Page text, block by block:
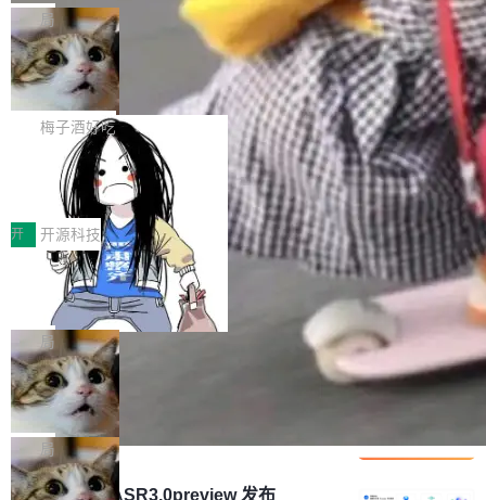
可控性和代码质量提出了更高要求。 首先是数据
安全与合规要求。对于大多数普通研发场景，公
有云模型能够满足快速试用和效率提升的需求。
但对于金融、能源、医疗等对数据安全要求较...
各业的Agent走向规模化建设，算力构成形态逐
渐丰富，用户关注的重点也在发生变化：不只是
让AI用起来，还要进一步看清混合算力时代下，
Token花在哪里、算力是否被充分利用，以及持
续增长的AI成本该如何优化。 深信服AI算力网关
正是围绕这些实际问题，从Token治理和成本治
理两个方面，让用户的每一份算力都看得清、管
得住、用得稳、省得下、更安全！ 一、从现在开
始，Token使用一目...
Bigtable 作者之一。TensorFlow 的作者之一。
Gemini 的架构师。Google 首席科学家。 Jeff D
ean 在 Google 工作了 27 年后，宣布离职。 他
不是一个人走。一同离开的还有 Sanjay Ghema
wat（Google 员工编号 23，Jeff Dean 二十多
年的编程搭档，MapReduce 和 Bigtable 的共同
作者）、Quoc Le（Google 大脑核心成员，Se
q2Seq 和 DocAI 的共同发明人）以及 Oriol Vin
yals（Gemini 联合负责人，AlphaSta...
局
🔥 SolonCode v2026.8.4 发布：界面
字体可调、22 种语言、记忆搜索增强
打开终端就能上岗的全中文编码智能体，这一轮
把「看得清、用母语、记得住」三件事一次补
齐。 SolonCode 是什么 SolonCode 是杭州无
耳科技研发的企业级终端编码智能体——一位全
中文驱动的数字员工，自主理解需求、规划步
骤、编写代码。不挑模型、不挑平台，curl 一行
装完即用。 开源地址：Gitee · GitCode · GitHu
b 安装 支持 Java 8+（8~26）、macOS / Linu
x / Windows / Harmony PC。 # macOS / Linu
x / Harmony PC curl -fsSL https://solon.noea
r.org/solon...
梅子酒好吃
让“代码语义理解”深度释放AI Coding
价值潜能：华为云码道（CodeArts）
代码仓技术解析
一、代码仓深度理解技术的作用与价值 在软件工
程实践中，代码仓是企业核心知识资产的主要载
体。企业级代码仓库通常包含数十万乃至数百万
个文件，其规模远超单次模型调用可承载的上下
文窗口。随着项目规模的持续扩张与代码历史的
不断累积，代码仓中的模块关系、接口契约、业
务逻辑等关键信息往往分散于数十乃至数百个文
件之中，形成高度复杂的知识关联网络。传统的
代码检索手段（如关键词匹配、目录遍历）仅能
在语法层面完成文本定位，难以触及代码的语义
内涵与结构关联，导致开发者使用代码智能体在
理解大规模代码仓时面临显著"代码仓理解"瓶
开 开源科技
一条“删库”命令跑 17 小时，算法工程
师删光 89TB 数据只为干私活
最高人民检察院8月4日公布了一起案件：北京一
名90后算法工程师王某，为了给自己接的私活腾
服务器空间，删光了公司AI游戏部门的全部核心
数据。 王某2024年1月入职东城区某科技公司AI
短剧部门，有互联网大厂背景。在公司内部架构
调整期间，部门三次通知全员将数据从A集群迁
移到B集群，王某都回复了"收到"。 他没有迁移
数据。2024年9月3日下午4点，他使用此前登录
局
Cloudflare 分享推理优化实践：KV ca
che 量化 + 权重压缩，吞吐量提升 4
1%，成本降 30%
Kimi 和 GLM 是当前最强的大模型系列之一，但
它们有一个共同的问题：太吃显存了。月之暗面
的 Kimi K 系列和智谱的 GLM 都是长上下文、M
局
腾讯混元 Hy ASR3.0preview 发布